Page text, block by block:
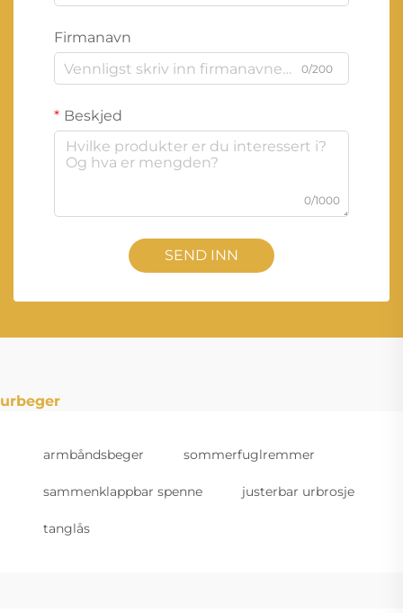
Firmanavn
0/200
Beskjed
0/1000
SEND INN
urbeger
armbåndsbeger sommerfuglremmer
sammenklappbar spenne justerbar urbrosje
tanglås